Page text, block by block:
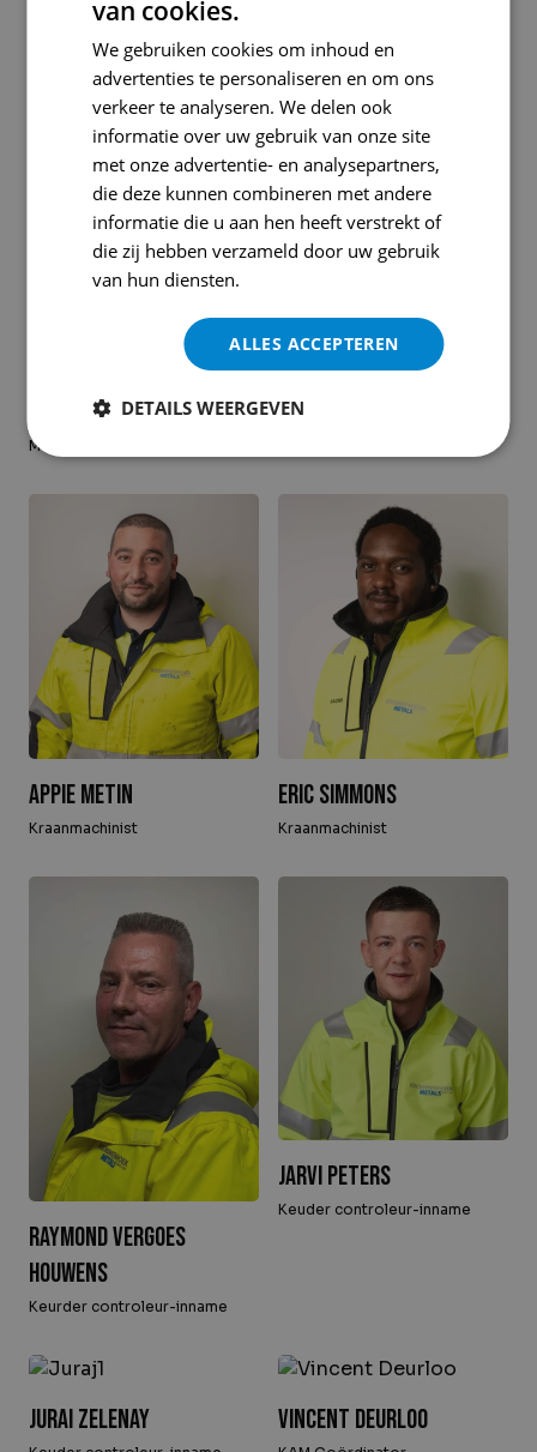
Dave Kram
Operationeel werfmedewerker
Patrick Gouw
Medewerker weegbrug
Sabrina Witte
Appie Metin
Kraanmachinist
Eric Simmons
Kraanmachinist
Raymond Vergoes
Houwens
Keurder controleur-inname
Jarvi Peters
Keuder controleur-inname
Jurai Zelenay Vincent Deurloo
van cookies.
We gebruiken cookies om inhoud en
advertenties te personaliseren en om ons
verkeer te analyseren. We delen ook
informatie over uw gebruik van onze site
met onze advertentie- en analysepartners,
die deze kunnen combineren met andere
informatie die u aan hen heeft verstrekt of
die zij hebben verzameld door uw gebruik
van hun diensten.
ALLES ACCEPTEREN
DETAILS WEERGEVEN